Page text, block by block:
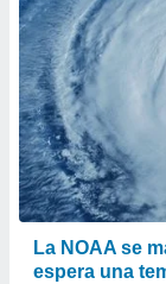
La NOAA se
espera una